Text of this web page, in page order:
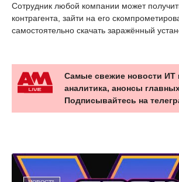
Сотрудник любой компании может
контрагента, зайти на его
самостоятельно скачать заражённый
Самые свежие новости
аналитика, анонсы
Подписывайтесь на